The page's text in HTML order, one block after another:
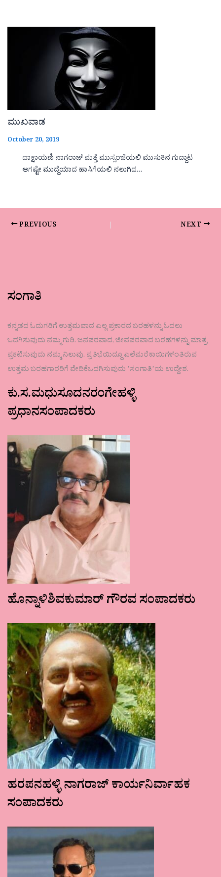
ಮುಖವಾಡ
October 20, 2019
ದಾಕ್ಷಾಯಣಿ ನಾಗರಾಜ್ ಮತ್ತೆ ಮುಸ್ಸಂಜೆಯಲಿ ಮುಸುಕಿನ ಗುದ್ದಾಟ
ಆಗಷ್ಟೇ ಮುದ್ದೆಯಾದ ಹಾಸಿಗೆಯಲಿ ನಲುಗಿದ…
PREVIOUS NEXT
ಸಂಗಾತಿ
ಕನ್ನಡದ ಓದುಗರಿಗೆ ಉತ್ತಮವಾದ ಎಲ್ಲ ಪ್ರಕಾರದ ಬರಹಳನ್ನು ಓದಲು
ಒದಗಿಸುವುದು ನಮ್ಮ ಗುರಿ. ಜನಪರವಾದ, ಜೀವಪರವಾದ ಬರಹಗಳನ್ನು ಮಾತ್ರ
ಪ್ರಕಟಿಸುವುದು ನಮ್ಮ ನಿಲುವು. ಪ್ರತಿಭೆಯಿದ್ದೂ ಎಲೆಮರೆಕಾಯಿಗಳಂತಿರುವ
ಉತ್ತಮ ಬರಹಗಾರರಿಗೆ ವೇದಿಕೆಒದಗಿಸುವುದು ʼಸಂಗಾತಿʼಯ ಉದ್ದೇಶ.
ಕು.ಸ.ಮಧುಸೂದನರಂಗೇಹಳ್ಳಿ
ಪ್ರಧಾನಸಂಪಾದಕರು
ಹೊನ್ನಾಳಿಶಿವಕುಮಾರ್ ಗೌರವ ಸಂಪಾದಕರು
ಹರಪನಹಳ್ಳಿ ನಾಗರಾಜ್ ಕಾರ್ಯನಿರ್ವಾಹಕ
ಸಂಪಾದಕರು